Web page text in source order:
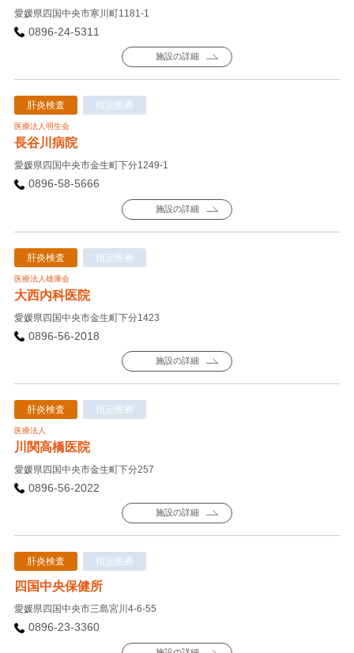
愛媛県四国中央市寒川町1181-1
0896-24-5311
施設の詳細
肝炎検査 指定医療
医療法人明生会
長谷川病院
愛媛県四国中央市金生町下分1249-1
0896-58-5666
施設の詳細
肝炎検査 指定医療
医療法人雄康会
大西内科医院
愛媛県四国中央市金生町下分1423
0896-56-2018
施設の詳細
肝炎検査 指定医療
医療法人
川関高橋医院
愛媛県四国中央市金生町下分257
0896-56-2022
施設の詳細
肝炎検査 指定医療
四国中央保健所
愛媛県四国中央市三島宮川4-6-55
0896-23-3360